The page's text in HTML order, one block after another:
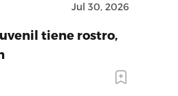
Jul 30, 2026
tiene rostro,